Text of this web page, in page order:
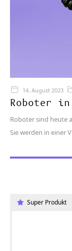
14. August 2023
Roboter
Roboter sind heute
Sie werden in einer
Super Produkt